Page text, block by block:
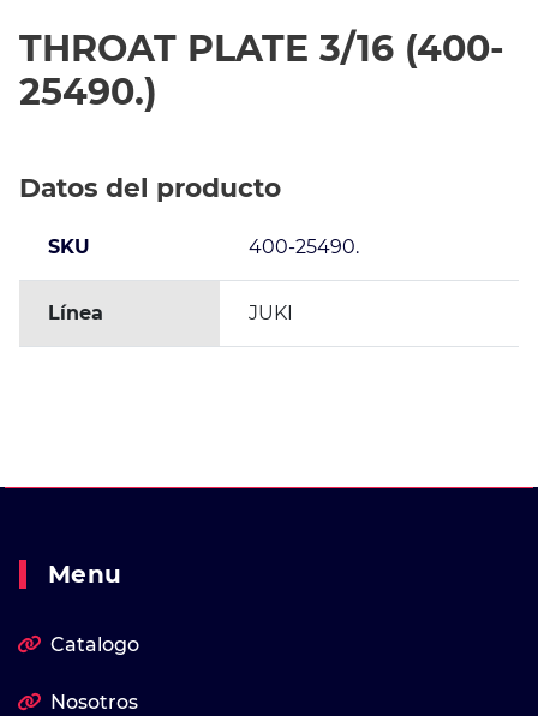
THROAT PLATE 3/16 (400-
25490.)
Datos del producto
SKU 400-25490.
Línea JUKI
Menu
Catalogo
Nosotros